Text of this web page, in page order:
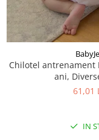
Chilotel antrenament
ani,
61,01
IN